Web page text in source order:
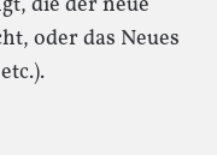
oder das Neues